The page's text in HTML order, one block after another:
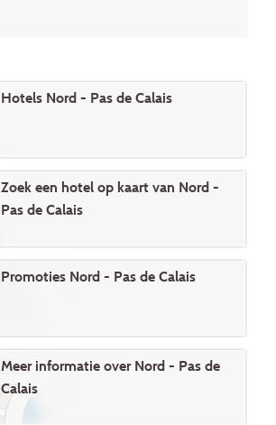
Hotels Nord - Pas de Calais
Zoek een hotel op kaart van Nord -
Pas de Calais
Promoties Nord - Pas de Calais
Meer informatie over Nord - Pas de
Calais